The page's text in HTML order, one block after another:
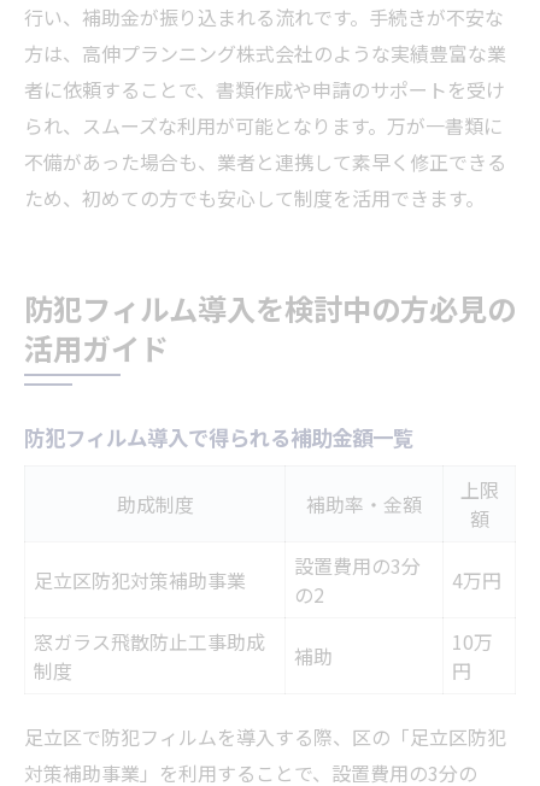
行い、補助金が振り込まれる流れです。手続きが不安な
方は、高伸プランニング株式会社のような実績豊富な業
者に依頼することで、書類作成や申請のサポートを受け
られ、スムーズな利用が可能となります。万が一書類に
不備があった場合も、業者と連携して素早く修正できる
ため、初めての方でも安心して制度を活用できます。
防犯フィルム導入を検討中の方必見の
活用ガイド
防犯フィルム導入で得られる補助金額一覧
助成制度 補助率・金額
上限
額
足立区防犯対策補助事業
設置費用の3分
の2
4万円
窓ガラス飛散防止工事助成
制度
補助
10万
円
足立区で防犯フィルムを導入する際、区の「足立区防犯
対策補助事業」を利用することで、設置費用の3分の